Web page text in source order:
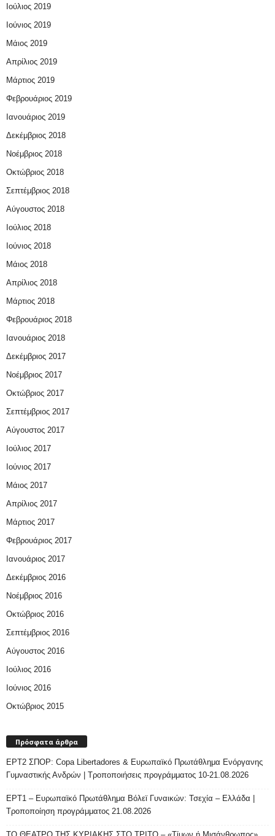
Ιούλιος 2019
Ιούνιος 2019
Μάιος 2019
Απρίλιος 2019
Μάρτιος 2019
Φεβρουάριος 2019
Ιανουάριος 2019
Δεκέμβριος 2018
Νοέμβριος 2018
Οκτώβριος 2018
Σεπτέμβριος 2018
Αύγουστος 2018
Ιούλιος 2018
Ιούνιος 2018
Μάιος 2018
Απρίλιος 2018
Μάρτιος 2018
Φεβρουάριος 2018
Ιανουάριος 2018
Δεκέμβριος 2017
Νοέμβριος 2017
Οκτώβριος 2017
Σεπτέμβριος 2017
Αύγουστος 2017
Ιούλιος 2017
Ιούνιος 2017
Μάιος 2017
Απρίλιος 2017
Μάρτιος 2017
Φεβρουάριος 2017
Ιανουάριος 2017
Δεκέμβριος 2016
Νοέμβριος 2016
Οκτώβριος 2016
Σεπτέμβριος 2016
Αύγουστος 2016
Ιούλιος 2016
Ιούνιος 2016
Οκτώβριος 2015
Πρόσφατα άρθρα
ΕΡΤ2 ΣΠΟΡ: Copa Libertadores & Ευρωπαϊκό Πρωτάθλημα Ενόργανης
Γυμναστικής Ανδρών | Τροποποιήσεις προγράμματος 10-21.08.2026
ΕΡΤ1 – Ευρωπαϊκό Πρωτάθλημα Βόλεϊ Γυναικών: Τσεχία – Ελλάδα |
Τροποποίηση προγράμματος 21.08.2026